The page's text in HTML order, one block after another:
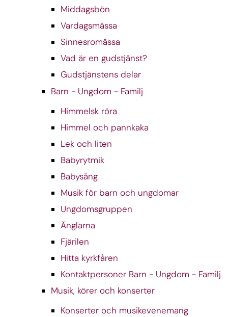
Middagsbön
Vardagsmässa
Sinnesromässa
Vad är en gudstjänst?
Gudstjänstens delar
Barn - Ungdom - Familj
Himmelsk röra
Himmel och pannkaka
Lek och liten
Babyrytmik
Babysång
Musik för barn och ungdomar
Ungdomsgruppen
Änglarna
Fjärilen
Hitta kyrkfåren
Kontaktpersoner Barn - Ungdom - Familj
Musik, körer och konserter
Konserter och musikevenemang